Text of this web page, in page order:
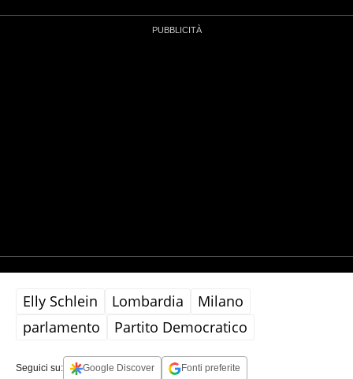
Elly Schlein Lombardia
Milano
parlamento
Partito Democratico
Seguici su: Google Discover Fonti preferite